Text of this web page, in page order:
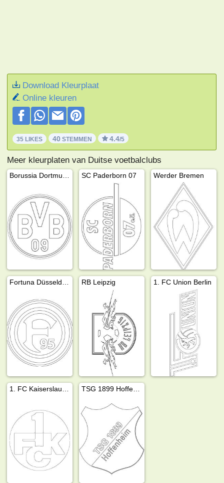
Download Kleurplaat
Online kleuren
35 LIKES 40 STEMMEN 4.4/5
Meer kleurplaten van Duitse voetbalclubs
SC Paderborn 07 Werder Bremen
RB Leipzig 1. FC Union Berlin